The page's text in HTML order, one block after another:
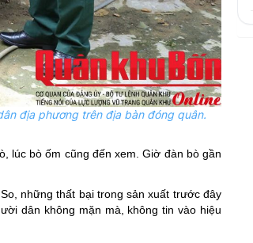
địa phương trên địa bàn đóng quân.
lúc bò ốm cũng đến xem. Giờ đàn bò gần
những thất bại trong sản xuất trước đây
dân không mặn mà, không tin vào hiệu